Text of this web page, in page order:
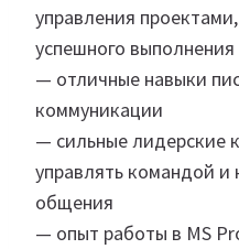
управления
успешного
— отличные навыки
коммуникации
— сильные лидерские
управлять командой
общения
— опыт работы в MS